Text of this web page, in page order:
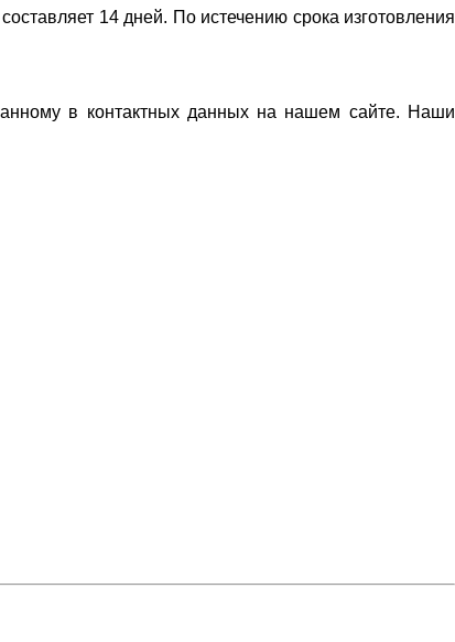
14 дней. По истечению срока изготовления
в контактных данных на нашем сайте. Наши